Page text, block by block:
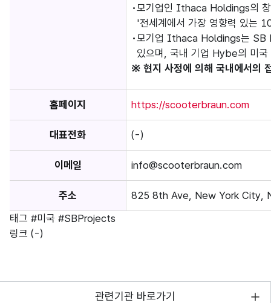
모기업인 Ithaca Holdings의
'전세계에서 가장 영향력 있는
모기업 Ithaca Holdings는 SB
있으며, 국내 기업 Hybe의 미
※ 현지 사정에 의해 국내에서의
홈페이지 https://scooterbraun.com
대표전화 (-)
이메일 info@scooterbraun.com
주소
825 8th Ave, New York City,
태그 #미국 #SBProjects
링크 (-)
관련기관 바로가기